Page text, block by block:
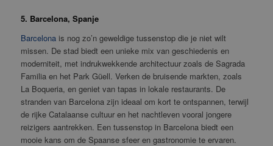
5. Barcelona, Spanje
Barcelona is nog zo’n geweldige tussenstop die je niet wilt
missen. De stad biedt een unieke mix van geschiedenis en
moderniteit, met indrukwekkende architectuur zoals de Sagrada
Familia en het Park Güell. Verken de bruisende markten, zoals
La Boqueria, en geniet van tapas in lokale restaurants. De
stranden van Barcelona zijn ideaal om kort te ontspannen, terwijl
de rijke Catalaanse cultuur en het nachtleven vooral jongere
reizigers aantrekken. Een tussenstop in Barcelona biedt een
mooie kans om de Spaanse sfeer en gastronomie te ervaren.